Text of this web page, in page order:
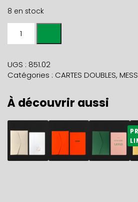
8 en stock
ABRACADABRA
+
env
UGS : 851.02
Catégories : CARTES DOUBLES,
À découvrir aussi
5,90€ 5,90€ 5,90€